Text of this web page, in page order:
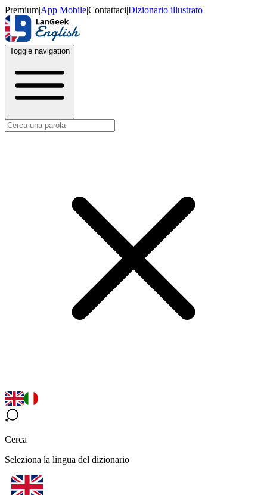
Premium|App Mobile|Contattaci|Dizionario illustrato
Toggle navigation
Cerca
Seleziona la lingua del dizionario